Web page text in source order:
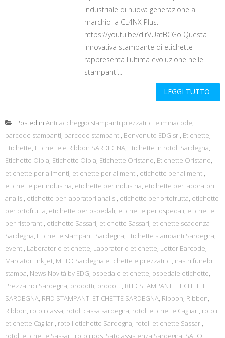
industriale di nuova generazione a
marchio la CL4NX Plus.
https://youtu.be/dirVUatBCGo Questa
innovativa stampante di etichette
rappresenta l'ultima evoluzione nelle
stampanti...
LEGGI TUTTO
Posted in Antitaccheggio stampanti prezzatrici eliminacode,
barcode stampanti, barcode stampanti, Benvenuto EDG srl, Etichette,
Etichette, Etichette e Ribbon SARDEGNA, Etichette in rotoli Sardegna,
Etichette Olbia, Etichette Olbia, Etichette Oristano, Etichette Oristano,
etichette per alimenti, etichette per alimenti, etichette per alimenti,
etichette per industria, etichette per industria, etichette per laboratori
analisi, etichette per laboratori analisi, etichette per ortofrutta, etichette
per ortofrutta, etichette per ospedali, etichette per ospedali, etichette
per ristoranti, etichette Sassari, etichette Sassari, etichette scadenza
Sardegna, Etichette stampanti Sardegna, Etichette stampanti Sardegna,
eventi, Laboratorio etichette, Laboratorio etichette, LettoriBarcode,
Marcatori Ink Jet, METO Sardegna etichette e prezzatrici, nastri funebri
stampa, News-Novità by EDG, ospedale etichette, ospedale etichette,
Prezzatrici Sardegna, prodotti, prodotti, RFID STAMPANTI ETICHETTE
SARDEGNA, RFID STAMPANTI ETICHETTE SARDEGNA, Ribbon, Ribbon,
Ribbon, rotoli cassa, rotoli cassa sardegna, rotoli etichette Cagliari, rotoli
etichette Cagliari, rotoli etichette Sardegna, rotoli etichette Sassari,
rotoli etichette Sassari, rotoli pos, Sato assistenza Sardegna, SATO